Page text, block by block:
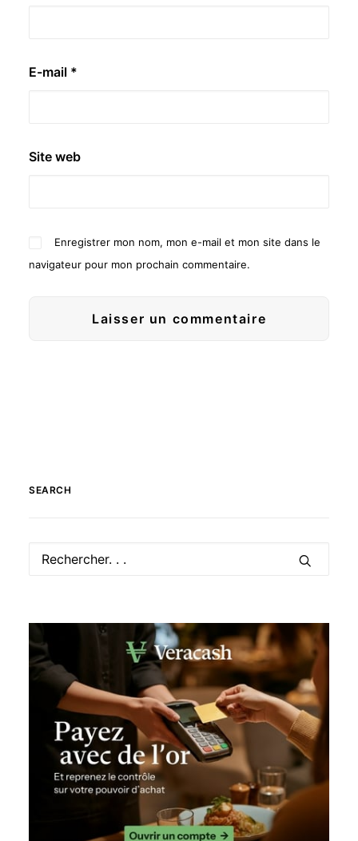
E-mail *
Site web
Enregistrer mon nom, mon e-mail et mon site dans le
navigateur pour mon prochain commentaire.
SEARCH